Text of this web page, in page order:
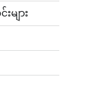
များ